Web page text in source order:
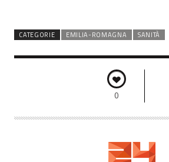
CATEGORIE EMILIA-ROMAGNA SANITÀ
0